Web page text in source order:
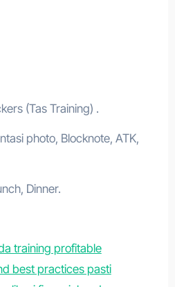
(Tas Training) .
photo, Blocknote, ATK,
Dinner.
training profitable
best practices pasti